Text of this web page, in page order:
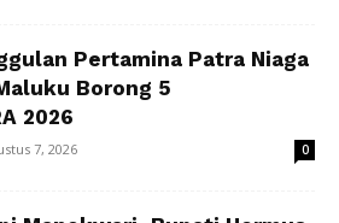
Pertamina Patra Niaga
Borong 5
2026
7, 2026 0